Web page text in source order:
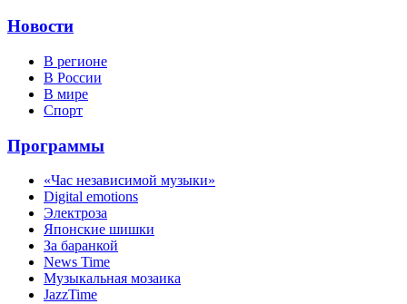
Новости
В регионе
В России
В мире
Спорт
Программы
«Час независимой музыки»
Digital emotions
Электроза
Японскиe шишки
За баранкой
News Time
Музыкальная мозаика
JazzTime